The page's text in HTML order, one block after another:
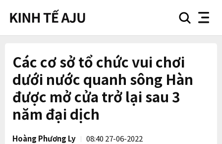
searchnav
Các cơ sở tổ chức vui chơi
dưới nước quanh sông Hàn
được mở cửa trở lại sau 3
năm đại dịch
Hoàng Phương Ly 08:40 27-06-2022